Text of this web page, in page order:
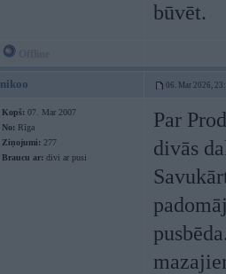
būvēt.
nikoo 06. Mar 2026,
Kopš: 07. Mar 2007
No: Rīga
Ziņojumi: 277
Braucu ar: divi ar pusi
Par
divās